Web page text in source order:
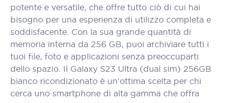
potente e versatile, che offre tutto ciò di cui hai
bisogno per una esperienza di utilizzo completa e
soddisfacente. Con la sua grande quantità di
memoria interna da 256 GB, puoi archiviare tutti i
tuoi file, foto e applicazioni senza preoccuparti
dello spazio. Il Galaxy S23 Ultra (dual sim) 256GB
bianco ricondizionato è un'ottima scelta per chi
cerca uno smartphone di alta gamma che offra